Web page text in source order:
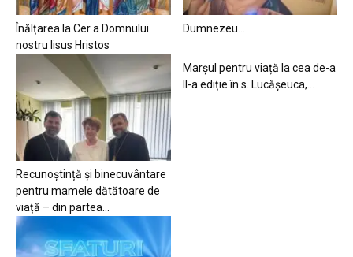
Înălțarea la Cer a Domnului
nostru Iisus Hristos
Dumnezeu…
Recunoștință și binecuvântare
pentru mamele dătătoare de
viață – din partea...
Marșul pentru viață la cea de-a
II-a ediție în s. Lucășeuca,...